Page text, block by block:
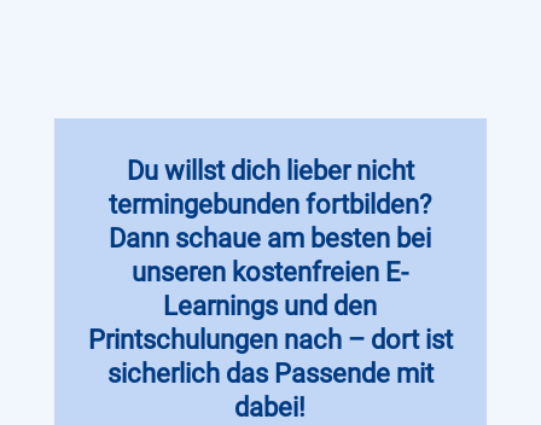
Du willst dich lieber nicht
termingebunden fortbilden?
Dann schaue am besten bei
unseren kostenfreien E-
Learnings und den
Printschulungen nach – dort ist
sicherlich das Passende mit
dabei!